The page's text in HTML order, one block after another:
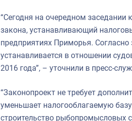
“Сегодня на очередном заседании
закона, устанавливающий
предприятиях Приморья. Согласно
устанавливается в отношении
2016 года”, – уточнили в пресс-
“Законопроект не требует
уменьшает налогооблагаемую
строительство рыбопромысловых